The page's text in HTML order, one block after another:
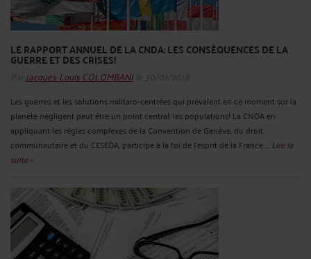
LE RAPPORT ANNUEL DE LA CNDA: LES CONSÉQUENCES DE LA
GUERRE ET DES CRISES!
Par Jacques-Louis COLOMBANI le 30/01/2018
Les guerres et les solutions militaro-centrées qui prévalent en ce moment sur la
planète négligent peut être un point central: les populations! La CNDA en
appliquant les règles complexes de la Convention de Genève, du droit
communautaire et du CESEDA, participe à la foi de l'esprit de la France ... Lire la
suite >